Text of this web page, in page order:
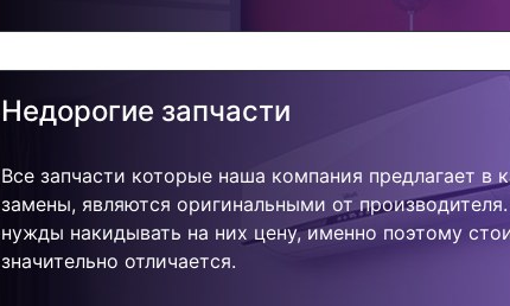
Недорогие запчасти
Все запчасти которые наша компания предлагает в
замены, являются оригинальными от
нужды накидывать на них цену, именно поэтому
значительно отличается.